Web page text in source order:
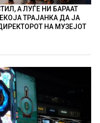
А ЛУЃЕ НИ БАРААТ
ТРАЈАНКА ДА ЈА
НА МУЗЕЈОТ